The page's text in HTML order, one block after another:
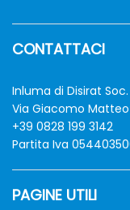
CONTATTACI
Inluma di Disirat
Via Giacomo
+39 0828 199 3142
Partita Iva
PAGINE UTILI